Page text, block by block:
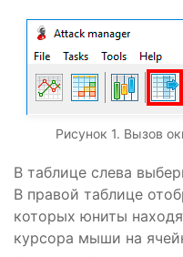
Рисунок 1. Вызов
В таблице слева
В правой таблице
которых юниты
курсора мыши на